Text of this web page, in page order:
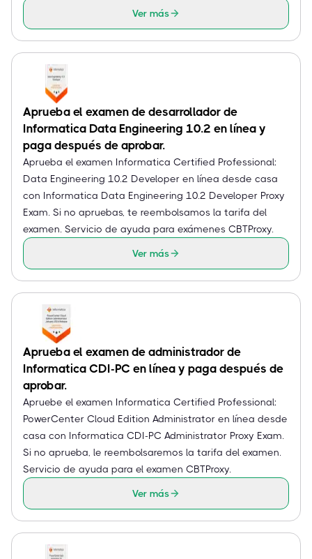
Ver más
Aprueba el examen de desarrollador de
Informatica Data Engineering 10.2 en línea y
paga después de aprobar.
Aprueba el examen Informatica Certified Professional:
Data Engineering 10.2 Developer en línea desde casa
con Informatica Data Engineering 10.2 Developer Proxy
Exam. Si no apruebas, te reembolsamos la tarifa del
examen. Servicio de ayuda para exámenes CBTProxy.
Ver más
Aprueba el examen de administrador de
Informatica CDI-PC en línea y paga después de
aprobar.
Apruebe el examen Informatica Certified Professional:
PowerCenter Cloud Edition Administrator en línea desde
casa con Informatica CDI-PC Administrator Proxy Exam.
Si no aprueba, le reembolsaremos la tarifa del examen.
Servicio de ayuda para el examen CBTProxy.
Ver más